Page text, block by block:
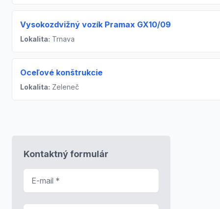
Vysokozdvižný vozík Pramax GX10/09
Lokalita: Trnava
Oceľové konštrukcie
Lokalita: Zeleneč
Kontaktný formulár